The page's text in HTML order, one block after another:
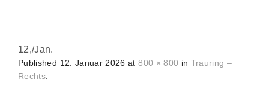
12,/Jan.
Published 12. Januar 2026 at800 × 800 in Trauring –
Rechts.